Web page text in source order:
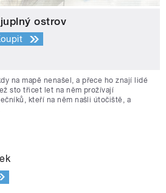
ostrov
na mapě nenašel, a přece ho znají lidé
sto třicet let na něm prožívají
kteří na něm našli útočiště, a